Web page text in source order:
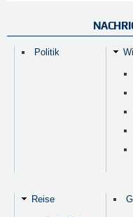
Politik
Reise